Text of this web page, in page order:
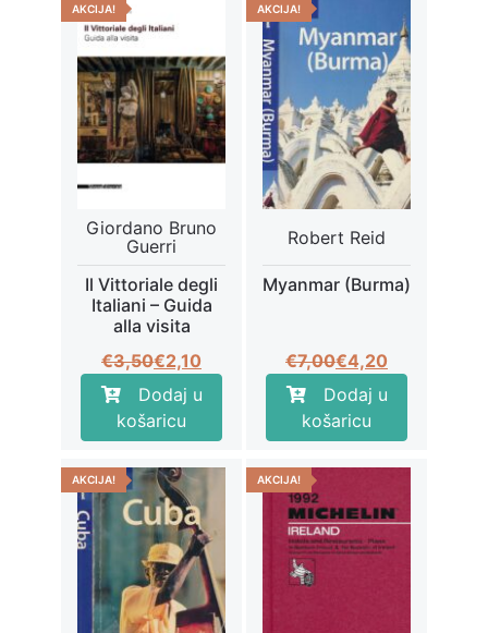
AKCIJA!
Giordano Bruno
Guerri
Il Vittoriale degli
Italiani – Guida
alla visita
€3,50Izvorna
cijena
bila
je:
€3,50.
€2,10
Trenutna
cijena
je:
€2,10.
Dodaj u
košaricu
AKCIJA!
Robert Reid
Myanmar (Burma)
€7,00Izvorna
cijena
bila
je:
€7,00.
€4,20
Trenutna
cijena
je:
€4,20.
Dodaj u
košaricu
AKCIJA! AKCIJA!